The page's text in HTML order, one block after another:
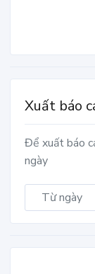
Xuất báo
Để xuất báo
ngày